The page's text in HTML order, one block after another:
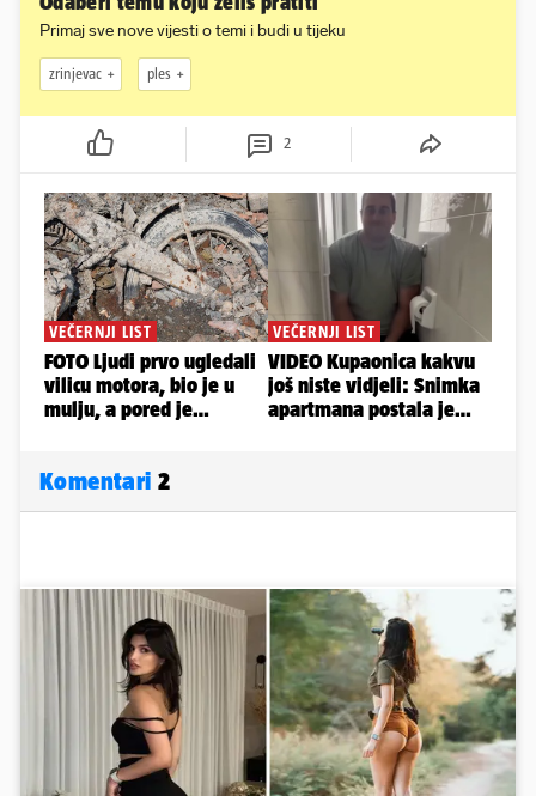
Primaj sve nove vijesti o temi i budi u tijeku
zrinjevac ples
2
Komentari 2